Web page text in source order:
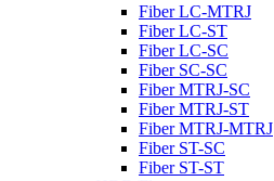
Fiber LC-MTRJ
Fiber LC-ST
Fiber LC-SC
Fiber SC-SC
Fiber MTRJ-SC
Fiber MTRJ-ST
Fiber MTRJ-MTRJ
Fiber ST-SC
Fiber ST-ST